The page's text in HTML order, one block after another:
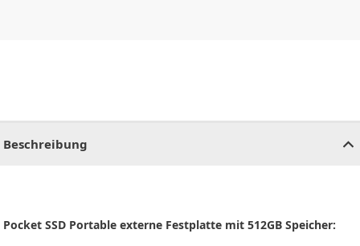
Beschreibung
Pocket SSD Portable externe Festplatte mit 512GB Speicher: